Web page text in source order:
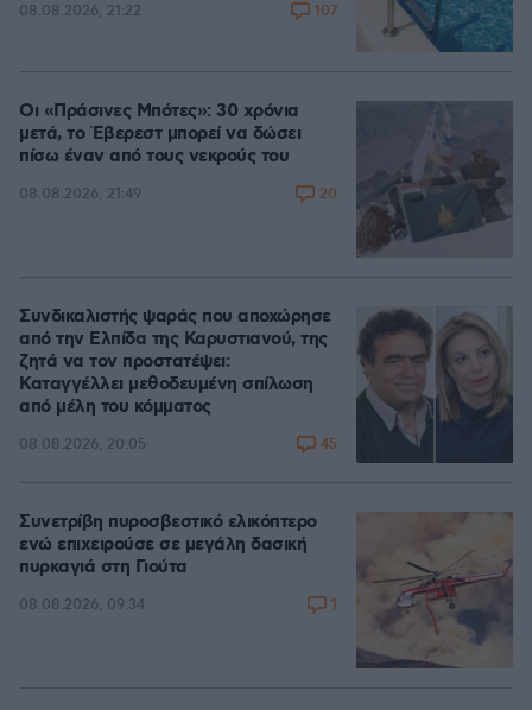
08.08.2026, 21:22 107
Οι «Πράσινες Μπότες»: 30 χρόνια
μετά, το Έβερεστ μπορεί να δώσει
πίσω έναν από τους νεκρούς του
08.08.2026, 21:49 20
Συνδικαλιστής ψαράς που αποχώρησε
από την Ελπίδα της Καρυστιανού, της
ζητά να τον προστατέψει:
Καταγγέλλει μεθοδευμένη σπίλωση
από μέλη του κόμματος
08.08.2026, 20:05 45
Συνετρίβη πυροσβεστικό ελικόπτερο
ενώ επιχειρούσε σε μεγάλη δασική
πυρκαγιά στη Γιούτα
08.08.2026, 09:34 1